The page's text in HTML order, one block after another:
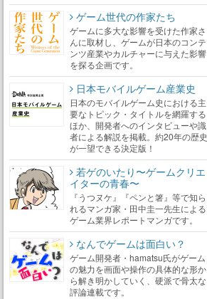
ゲーム世代の作家たち
ゲームに多大な影響を受けた作家さ
んに取材し、ゲームが日本のコンテ
ンツ産業やカルチャーに与えた影響
を探る企画です。
日本モバイルゲーム産業史
日本のモバイルゲーム史における主
要なトピック・タイトルを網羅する
ほか、開発者へのインタビューや識
者による解説を掲載。約20年の歴史
が一望できる決定版！
若ゲのいたり〜ゲームクリエ
イターの青春〜
『うつヌケ』『ペンと箸』等で知ら
れるマンガ家・田中圭一先生による
ゲーム業界レポートマンガです。
なんでゲームは面白い？
ゲーム開発者・hamatsu氏がゲーム
の魅力を画面や操作の具体的な形か
ら解き明かしていく、硬派で骨太な
評論連載です。